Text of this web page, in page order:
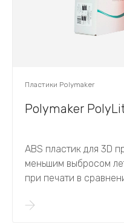
Пластики Polymaker
Polymaker
ABS пластик для 3D
меньшим выбросом
при печати в